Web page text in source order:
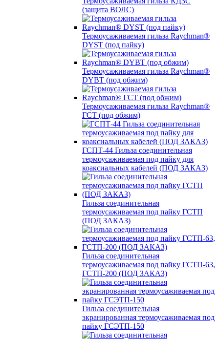
(защита ВОЛС)
Термоусаживаемая гильза Raychman®
DYST (под пайку)
Термоусаживаемая гильза Raychman®
DYBT (под обжим)
Термоусаживаемая гильза Raychman®
ГСТ (под обжим)
ГСПТ-44 Гильза соединительная
термоусаживаемая под пайку для
коаксиальных кабелей (ПОД ЗАКАЗ)
Гильза соединительная
термоусаживаемая под пайку ГСТП
(ПОД ЗАКАЗ)
Гильза соединительная
термоусаживаемая под пайку ГСТП-63,
ГСТП-200 (ПОД ЗАКАЗ)
Гильза соединительная
экранированная термоусаживаемая под
пайку ГСЭТП-150